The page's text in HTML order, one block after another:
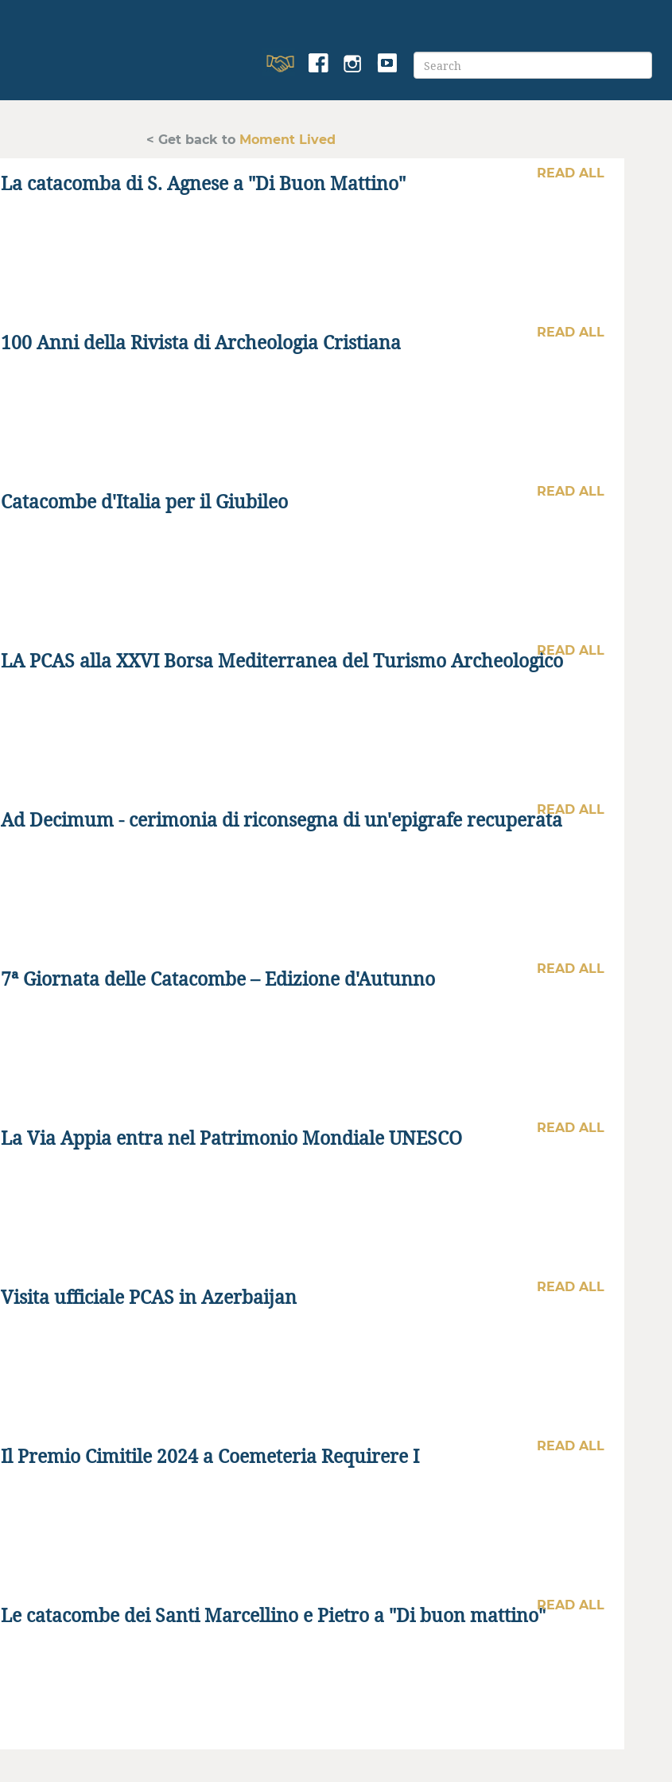
< Get back to Moment Lived
La catacomba di S. Agnese a "Di Buon Mattino" READ ALL
100 Anni della Rivista di Archeologia Cristiana READ ALL
Catacombe d'Italia per il Giubileo READ ALL
LA PCAS alla XXVI Borsa Mediterranea del Turismo ArcheologicoREAD ALL
Ad Decimum - cerimonia di riconsegna di un'epigrafe recuperataREAD ALL
7ª Giornata delle Catacombe – Edizione d'Autunno READ ALL
La Via Appia entra nel Patrimonio Mondiale UNESCO READ ALL
Visita ufficiale PCAS in Azerbaijan READ ALL
Il Premio Cimitile 2024 a Coemeteria Requirere I READ ALL
Le catacombe dei Santi Marcellino e Pietro a "Di buon mattino"READ ALL